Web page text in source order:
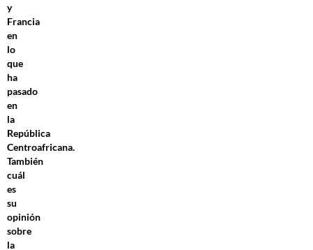
y
Francia
en
lo
que
ha
pasado
en
la
República
Centroafricana.
También
cuál
es
su
opinión
sobre
la